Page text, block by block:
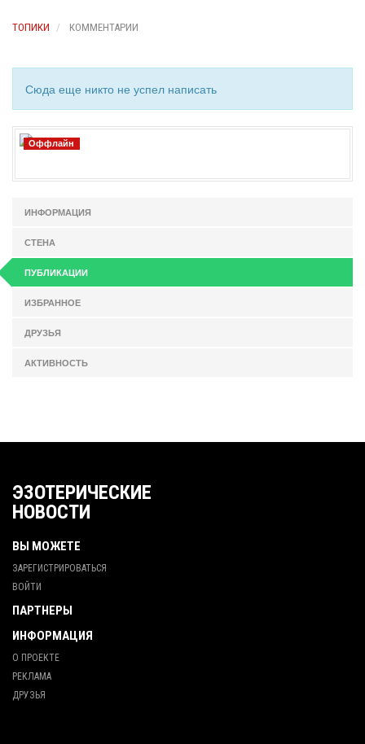
ТОПИКИ КОММЕНТАРИИ
Сюда еще никто не успел написать
Оффлайн
ИНФОРМАЦИЯ
СТЕНА
ПУБЛИКАЦИИ
ИЗБРАННОЕ
ДРУЗЬЯ
АКТИВНОСТЬ
ЭЗОТЕРИЧЕСКИЕ
НОВОСТИ
ВЫ МОЖЕТЕ
ЗАРЕГИСТРИРОВАТЬСЯ
ВОЙТИ
ПАРТНЕРЫ
ИНФОРМАЦИЯ
О ПРОЕКТЕ
РЕКЛАМА
ДРУЗЬЯ